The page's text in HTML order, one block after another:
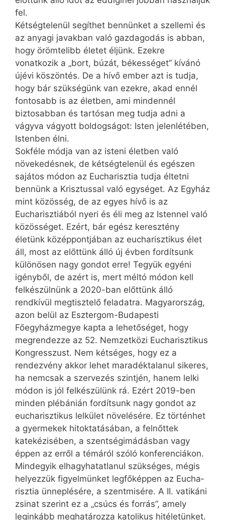
fel.
Kétségtelenül segíthet bennünket a szellemi és
az anyagi javakban való gazdagodás is abban,
hogy örömtelibb életet éljünk. Ezekre
vonatkozik a „bort, búzát, békességet” kívánó
újévi köszöntés. De a hívő ember azt is tudja,
hogy bár szükségünk van ezekre, akad ennél
fontosabb is az életben, ami mindennél
biztosabban és tartósan meg tudja adni a
vágyva vágyott boldogságot: Isten jelenlétében,
Istenben élni.
Sokféle módja van az isteni életben való
növekedésnek, de kétségtelenül és egészen
sajátos módon az Eucharisztia tudja éltetni
bennünk a Krisztussal való egységet. Az Egyház
mint közösség, de az egyes hívő is az
Eucharisztiából nyeri és éli meg az Istennel való
közösséget. Ezért, bár egész keresztény
életünk középpontjában az eucharisztikus élet
áll, most az előttünk álló új évben fordítsunk
különösen nagy gondot erre! Tegyük egyéni
igényből, de azért is, mert méltó módon kell
felkészülnünk a 2020-ban előttünk álló
rendkívül megtisztelő feladatra. Magyarország,
azon belül az Esztergom-Budapesti
Főegyházmegye kapta a lehetőséget, hogy
megrendezze az 52. Nemzetközi Eucharisztikus
Kongresszust. Nem kétséges, hogy ez a
rendezvény akkor lehet maradéktalanul sikeres,
ha nemcsak a szervezés szintjén, hanem lelki
módon is jól felkészülünk rá. Ezért 2019-ben
minden plébánián fordítsunk nagy gondot az
eucharisztikus lelkület növelésére. Ez történhet
a gyermekek hitoktatásában, a felnőttek
katekézisében, a szentségimádásban vagy
éppen az erről a témáról szóló konferenciákon.
Mindegyik elhagyhatatlanul szükséges, mégis
helyezzük figyelmünket legfőképpen az Eu­cha­­
risztia ünneplésére, a szentmisére. A II. vatikáni
zsinat szerint ez a „csúcs és forrás”, amely
leginkább meghatározza katolikus hitéletünket.